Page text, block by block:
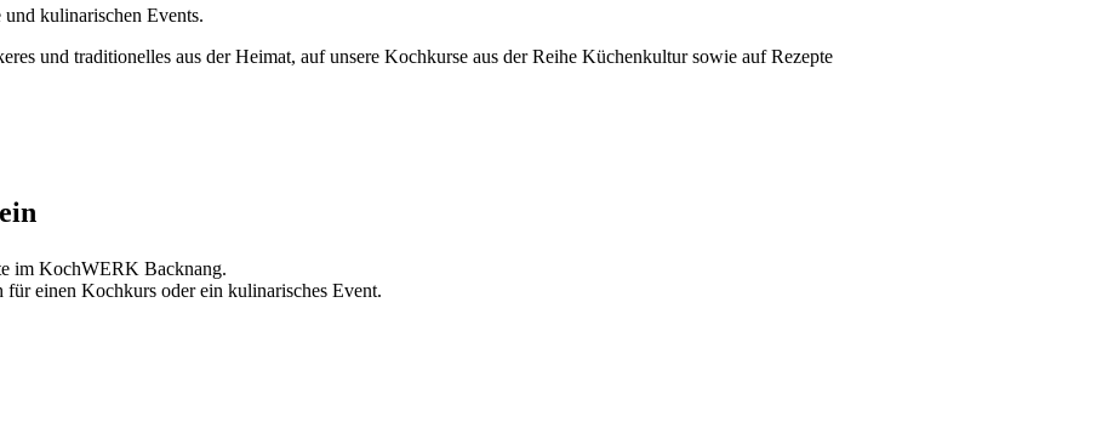
kulinarischen Events.
und traditionelles aus der Heimat, auf unsere Kochkurse aus der Reihe Küchenkultur sowie auf Rezepte
im KochWERK Backnang.
für einen Kochkurs oder ein kulinarisches Event.